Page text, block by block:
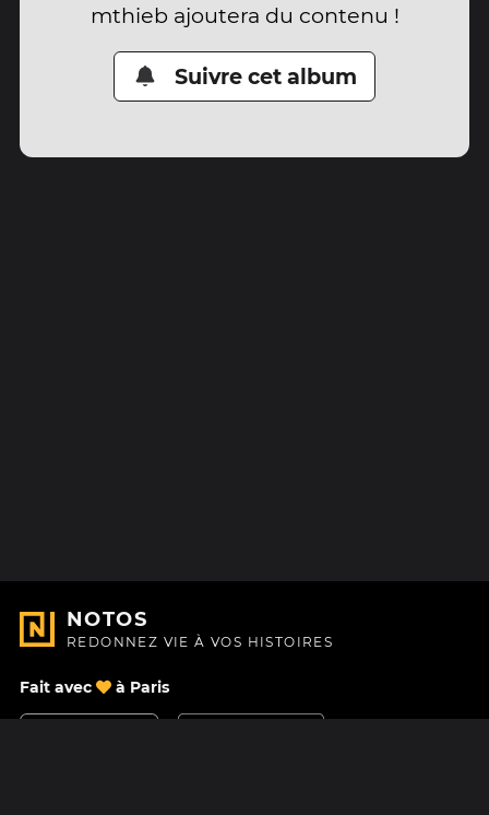
mthieb ajoutera du contenu !
Suivre cet album
NOTOS
REDONNEZ VIE À VOS HISTOIRES
Fait avec à Paris